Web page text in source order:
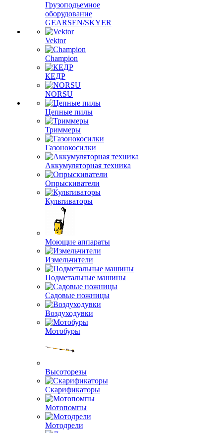
Грузоподьемное
оборудование
GEARSEN/SKYER
Vektor
Champion
КЕДР
NORSU
Цепные пилы
Триммеры
Газонокосилки
Аккумуляторная техника
Опрыскиватели
Культиваторы
Моющие аппараты
Измельчители
Подметальные машины
Садовые ножницы
Воздуходувки
Мотобуры
Высоторезы
Скарификаторы
Мотопомпы
Мотодрели